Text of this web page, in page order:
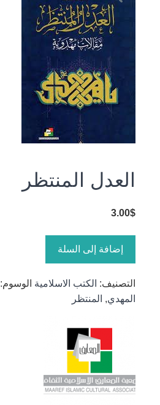
العدل المنتظر
3.00$
إضافة إلى السلة
التصنيف: الكتب الاسلامية الوسوم:
المهدي, المنتظر